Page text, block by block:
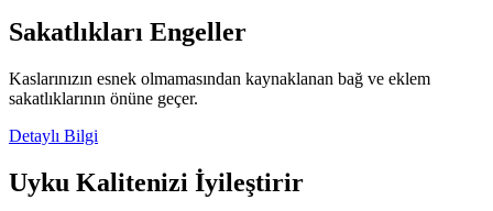
Sakatlıkları Engeller
Kaslarınızın esnek olmamasından kaynaklanan bağ ve eklem
sakatlıklarının önüne geçer.
Detaylı Bilgi
Uyku Kalitenizi İyileştirir